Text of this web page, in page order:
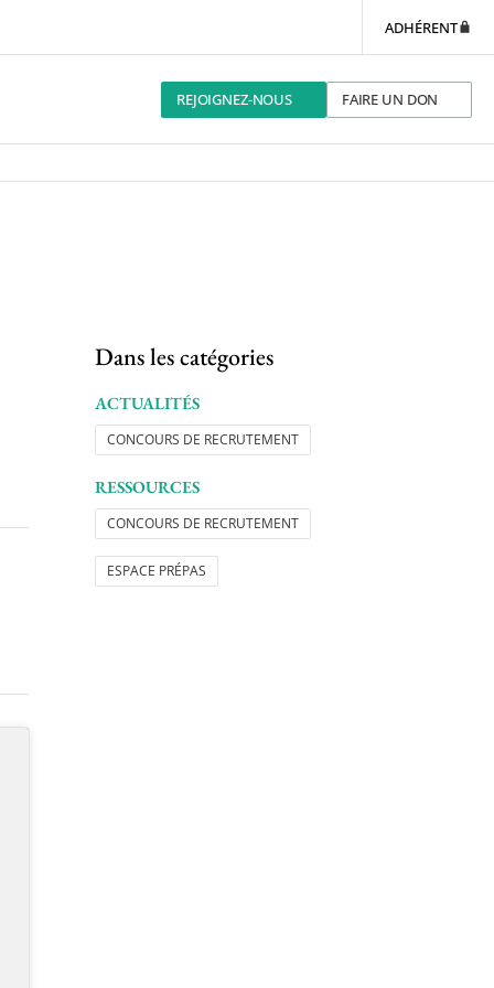
ADHÉRENT
REJOIGNEZ-NOUS FAIRE UN DON
Dans les catégories
ACTUALITÉS
CONCOURS DE RECRUTEMENT
RESSOURCES
CONCOURS DE RECRUTEMENT
ESPACE PRÉPAS